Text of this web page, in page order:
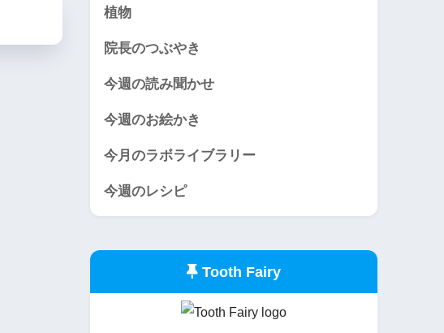
植物
院長のつぶやき
今週の読み聞かせ
今週のお絵かき
今月のラボライブラリー
今週のレシピ
Tooth Fairy